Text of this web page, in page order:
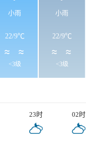
小雨
22/9℃
<3级
小雨
22/9℃
<3级
23时 02时